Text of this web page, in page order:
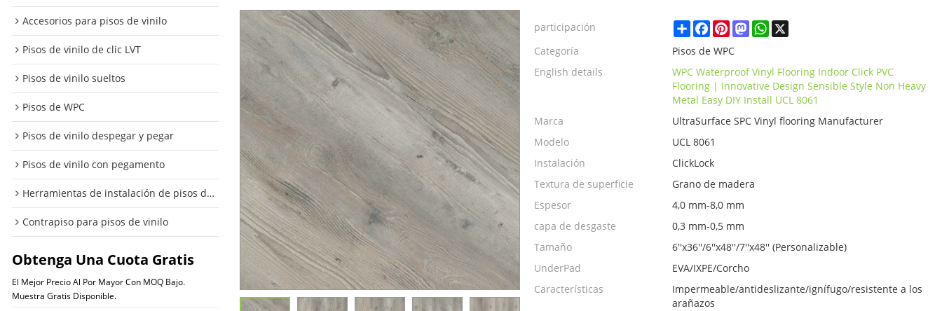
Accesorios para pisos de vinilo
Pisos de vinilo de clic LVT
Pisos de vinilo sueltos
Pisos de WPC
Pisos de vinilo despegar y pegar
Pisos de vinilo con pegamento
Herramientas de instalación de pisos de vinilo
Contrapiso para pisos de vinilo
Obtenga Una Cuota Gratis
El Mejor Precio Al Por Mayor Con MOQ Bajo.
Muestra Gratis Disponible.
participación ShareFacebookPinterestMastodonWhatsApp
Categoría
Pisos de WPC
English details
WPC Waterproof Vinyl Flooring Indoor Click PVC
Flooring | Innovative Design Sensible Style Non Heavy
Metal Easy DIY Install UCL 8061
Marca
UltraSurface SPC Vinyl flooring Manufacturer
Modelo
UCL 8061
Instalación
ClickLock
Textura de superficie
Grano de madera
Espesor
4,0 mm-8,0 mm
capa de desgaste
0,3 mm-0,5 mm
Tamaño
6''x36''/6''x48''/7''x48'' (Personalizable)
UnderPad
EVA/IXPE/Corcho
Características
Impermeable/antideslizante/ignífugo/resistente a los
arañazos